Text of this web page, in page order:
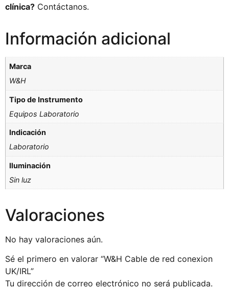
clínica? Contáctanos.
Información adicional
Marca
W&H
Tipo de Instrumento
Equipos Laboratorio
Indicación
Laboratorio
Iluminación
Sin luz
Valoraciones
No hay valoraciones aún.
Sé el primero en valorar “W&H Cable de red conexion
UK/IRL”
Tu dirección de correo electrónico no será publicada.